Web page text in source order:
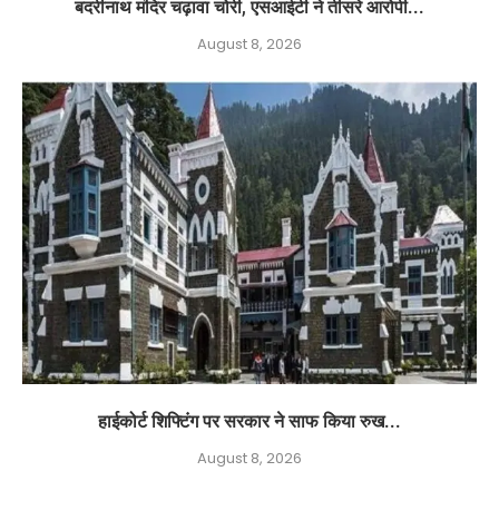
बदरीनाथ मंदिर चढ़ावा चोरी, एसआईटी ने तीसरे आरोपी...
August 8, 2026
हाईकोर्ट शिफ्टिंग पर सरकार ने साफ किया रुख...
August 8, 2026